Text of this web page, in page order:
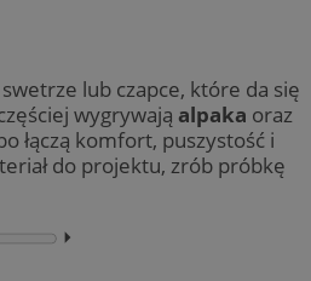
lub czapce, które da się
wygrywają alpaka oraz
łączą komfort, puszystość i
do projektu, zrób próbkę
⏵︎